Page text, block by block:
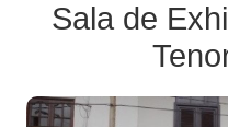
Sala de